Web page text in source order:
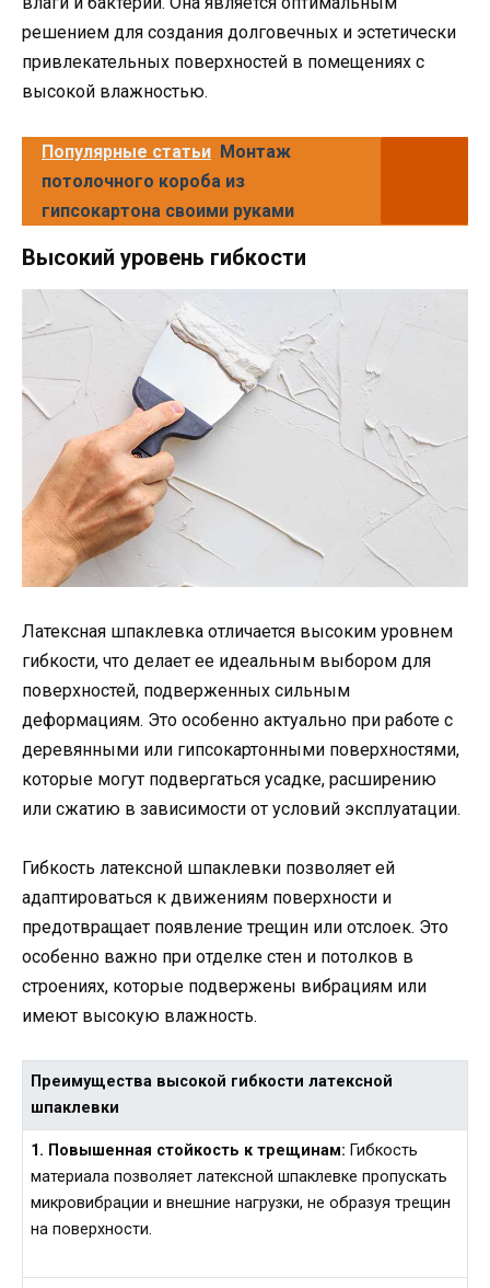
решением для создания долговечных и эстетически
привлекательных поверхностей в помещениях с
высокой влажностью.
Популярные статьи Монтаж
потолочного короба из
гипсокартона своими руками
Высокий уровень гибкости
Латексная шпаклевка отличается высоким уровнем
гибкости, что делает ее идеальным выбором для
поверхностей, подверженных сильным
деформациям. Это особенно актуально при работе с
деревянными или гипсокартонными поверхностями,
которые могут подвергаться усадке, расширению
или сжатию в зависимости от условий эксплуатации.
Гибкость латексной шпаклевки позволяет ей
адаптироваться к движениям поверхности и
предотвращает появление трещин или отслоек. Это
особенно важно при отделке стен и потолков в
строениях, которые подвержены вибрациям или
имеют высокую влажность.
Преимущества высокой гибкости латексной
шпаклевки
1. Повышенная стойкость к трещинам: Гибкость
материала позволяет латексной шпаклевке пропускать
микровибрации и внешние нагрузки, не образуя трещин
на поверхности.